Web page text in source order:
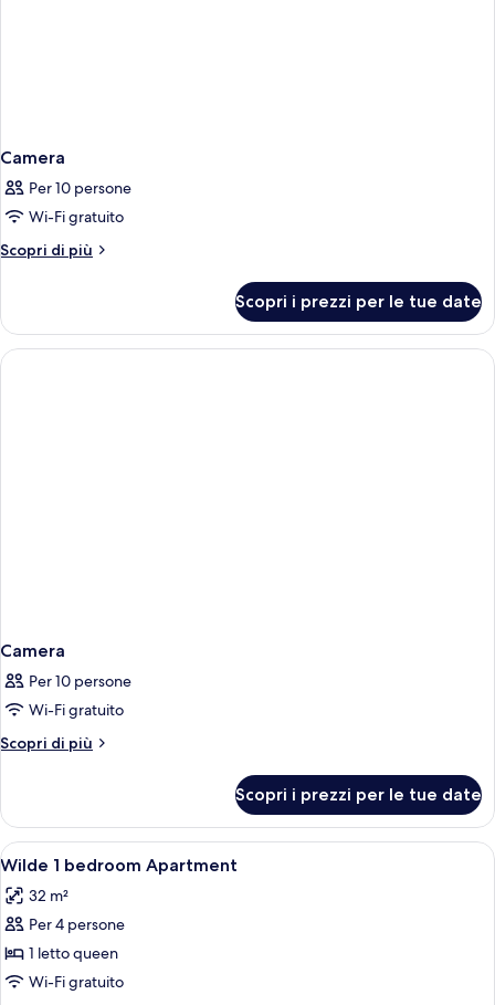
Camera
Per 10 persone
Wi-Fi gratuito
Scopri di più
Altri
Scopri i prezzi per le tue date
Camera
Per 10 persone
Wi-Fi gratuito
Scopri di più
Altri
Scopri i prezzi per le tue date
Apri
tutte
le
foto
per
Wilde
Una cassaforte in camera, tende
5
Wilde 1 bedroom Apartment
32 m²
Per 4 persone
1 letto queen
Wi-Fi gratuito